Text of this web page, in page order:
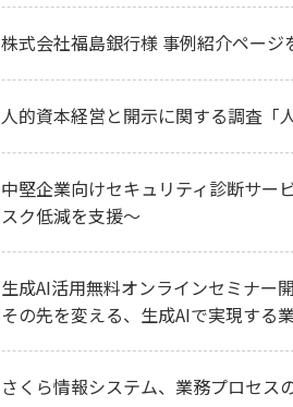
株式会社福島銀行様 事例紹介ページ
人的資本経営と開示に関する調査「
中堅企業向けセキュリティ診断サー
スク低減を支援～
生成AI活用無料オンラインセミナー
その先を変える、生成AIで実現する
さくら情報システム、業務プロセ